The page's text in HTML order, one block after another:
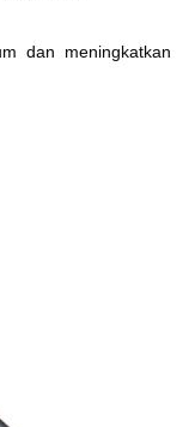
dan meningkatkan